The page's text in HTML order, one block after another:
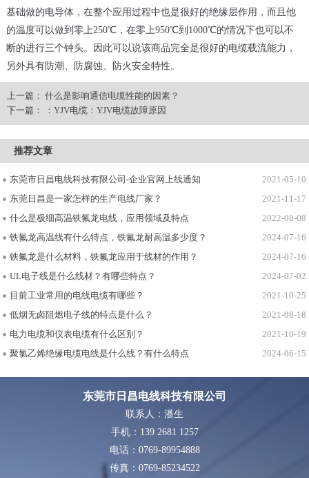
基础做的电导体，在整个应用过程中也是很好的绝缘层作用，而且他
的温度可以做到零上250℃，在零上950℃到1000℃的情况下也可以不
断的进行三个钟头。因此可以说该商品完全是很好的电缆载流能力，
另外具有防潮、防腐蚀、防火安全特性。
上一篇： 什么是影响通信电缆性能的因素？
下一篇：
：YJV电缆：YJV电缆故障原因
推荐文章
2021-05-10
东莞市日昌电线科技有限公司-企业官网上线通知
2021-11-17
东莞日昌是一家怎样的生产电线厂家？
2022-08-08
什么是极细高温铁氟龙电线，应用领域及特点
2024-07-16
铁氟龙高温线有什么特点，铁氟龙耐高温多少度？
2024-07-16
铁氟龙是什么材料，铁氟龙应用于线材的作用？
2024-07-02
UL电子线是什么线材？有哪些特点？
2021-10-25
目前工业常用的电线电缆有哪些？
2021-08-18
低烟无卤阻燃电子线的特点是什么？
2021-10-19
电力电缆和仪表电缆有什么区别？
2024-06-15
聚氯乙烯绝缘电缆电线是什么线？有什么特点
东莞市日昌电线科技有限公司
联系人：潘生
手机：139 2681 1257
电话：0769-89954888
传真：0769-85234522